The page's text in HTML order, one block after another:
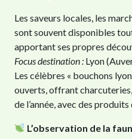
Les saveurs locales, les
sont souvent disponibles
apportant ses propres
Focus destination : Lyon
Les célèbres « bouchons
ouverts, offrant
de l’année, avec des
L’observation de la